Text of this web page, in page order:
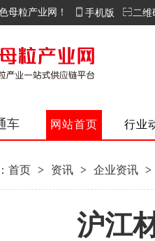
母粒产业网！ 手机版 二维
车 网站首页 行业
首页 > 资讯 > 企业资讯 >
沪江